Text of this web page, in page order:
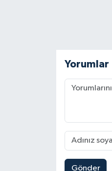
Yorumlar
Gönder